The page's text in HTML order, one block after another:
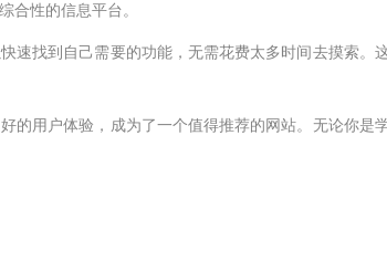
合性的信息平台。
速找到自己需要的功能，无需花费太多时间去摸索
的用户体验，成为了一个值得推荐的网站。无论你